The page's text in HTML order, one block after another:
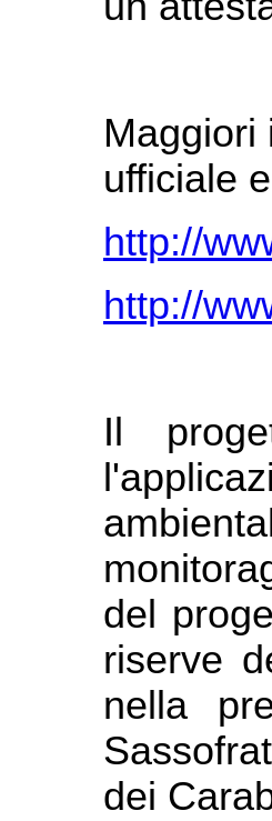
Maggiori
ufficiale
http://
http://
Il
del
riserve
nella
dei